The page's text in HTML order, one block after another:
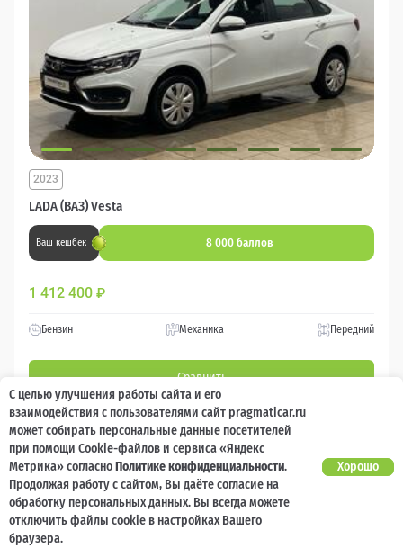
LADA (ВАЗ) Vesta
2023
Ваш кешбек 8 000 баллов
1 412 400 ₽
Бензин Механика Передний
Сравнить
Подробнее
Перезвоним за минуту
С целью улучшения работы сайта и его
взаимодействия с пользователями сайт pragmaticar.ru
может собирать персональные данные посетителей
при помощи Cookie-файлов и сервиса «Яндекс
Метрика» согласноПолитике конфиденциальности.
Продолжая работу с сайтом, Вы даёте согласие на
обработку персональных данных. Вы всегда можете
отключить файлы cookie в настройках Вашего
браузера.
Хорошо